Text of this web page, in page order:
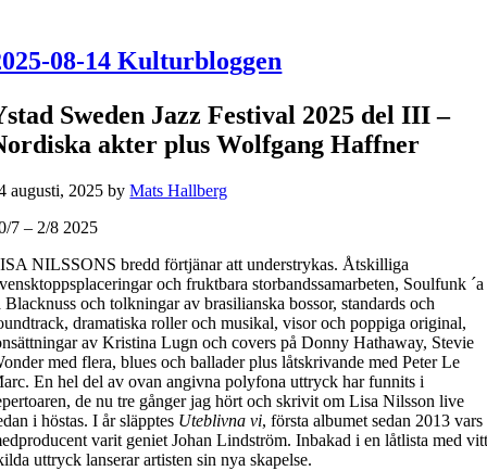
08-14 Kulturbloggen
Sweden Jazz Festival 2025 del III –
akter plus Wolfgang Haffner
augusti, 2025 byMats Hallberg
7 – 2/8 2025
NILSSONS bredd förtjänar att understrykas. Åtskilliga
och fruktbara storbandssamarbeten, Soulfunk ´a
Blacknuss och tolkningar av brasilianska bossor, standards och
dramatiska roller och musikal, visor och poppiga original,
av Kristina Lugn och covers på Donny Hathaway, Stevie
med flera, blues och ballader plus låtskrivande med Peter Le
En hel del av ovan angivna polyfona uttryck har funnits i
de nu tre gånger jag hört och skrivit om Lisa Nilsson live
i höstas. I år släpptes Uteblivna vi, första albumet sedan 2013 vars
varit geniet Johan Lindström. Inbakad i en låtlista med
uttryck lanserar artisten sin nya skapelse.